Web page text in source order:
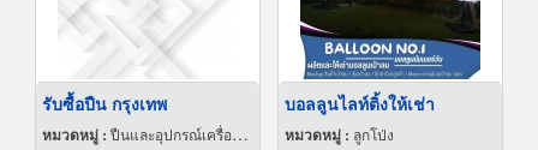
รับซื้อปืน กรุงเทพ
หมวดหมู่ :ปืนและอุปกรณ์เครื่องใช้
บอลลูนไลท์ติ้งให้เช่า
หมวดหมู่ : ลูกโป่ง